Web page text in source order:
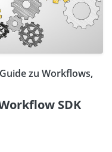
zu Workflows,
SDK